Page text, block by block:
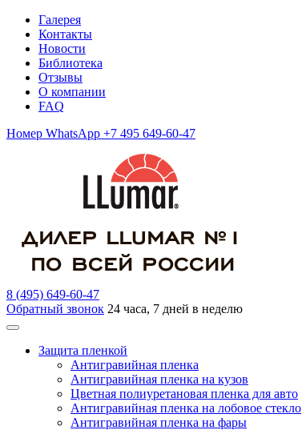
Галерея
Контакты
Новости
Библиотека
Отзывы
О компании
FAQ
Номер WhatsApp +7 495 649-60-47
8 (495) 649-60-47
Обратный звонок 24 часа, 7 дней в неделю
Защита пленкой
Антигравийная пленка
Антигравийная пленка на кузов
Цветная полиуретановая пленка для авто
Антигравийная пленка на лобовое стекло
Антигравийная пленка на фары